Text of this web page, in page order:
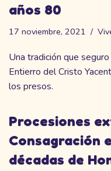
años 80
17 noviembre, 2021
Una tradición que
Entierro del Cristo
los presos.
Procesiones
Consagración
décadas de